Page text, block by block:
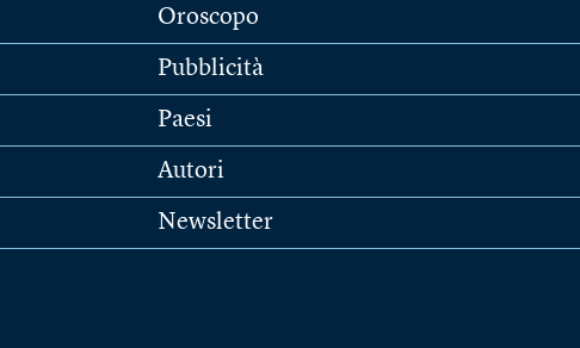
Oroscopo
Pubblicità
Paesi
Autori
Newsletter